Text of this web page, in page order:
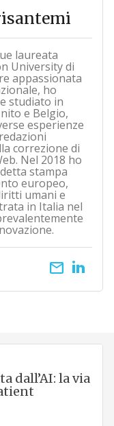
laureata
University di
appassionata
ho
studiato in
e Belgio,
esperienze
correzione di
Nel 2018 ho
stampa
europeo,
umani e
in Italia nel
email
dall’AI: la via